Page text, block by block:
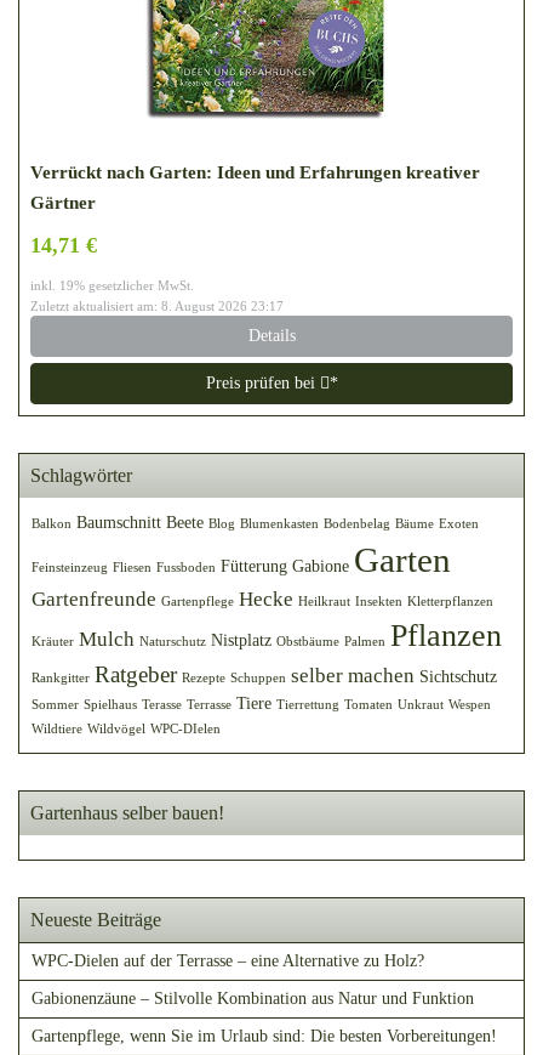
Verrückt nach Garten: Ideen und Erfahrungen kreativer
Gärtner
14,71 €
inkl. 19% gesetzlicher MwSt.
Zuletzt aktualisiert am: 8. August 2026 23:17
Details
Preis prüfen bei *
Schlagwörter
Balkon Baumschnitt Beete Blog Blumenkasten Bodenbelag Bäume Exoten
Feinsteinzeug Fliesen Fussboden Fütterung Gabione Garten
Gartenfreunde Gartenpflege Hecke Heilkraut Insekten Kletterpflanzen
Kräuter Mulch Naturschutz Nistplatz Obstbäume Palmen Pflanzen
Rankgitter Ratgeber Rezepte Schuppen selber machen Sichtschutz
Sommer Spielhaus Terasse Terrasse Tiere Tierrettung Tomaten Unkraut Wespen
Wildtiere Wildvögel WPC-DIelen
Gartenhaus selber bauen!
Neueste Beiträge
WPC-Dielen auf der Terrasse – eine Alternative zu Holz?
Gabionenzäune – Stilvolle Kombination aus Natur und Funktion
Gartenpflege, wenn Sie im Urlaub sind: Die besten Vorbereitungen!